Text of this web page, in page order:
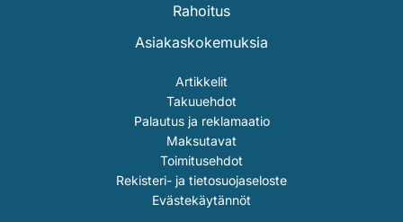
Rahoitus
Asiakaskokemuksia
Artikkelit
Takuuehdot
Palautus ja reklamaatio
Maksutavat
Toimitusehdot
Rekisteri- ja tietosuojaseloste
Evästekäytännöt